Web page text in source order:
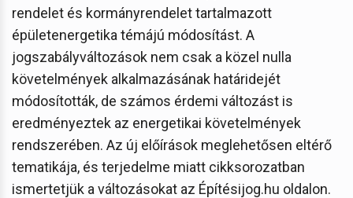
rendelet és kormányrendelet tartalmazott
épületenergetika témájú módosítást. A
jogszabályváltozások nem csak a közel nulla
követelmények alkalmazásának határidejét
módosították, de számos érdemi változást is
eredményeztek az energetikai követelmények
rendszerében. Az új előírások meglehetősen eltérő
tematikája, és terjedelme miatt cikksorozatban
ismertetjük a változásokat az Építésijog.hu oldalon.